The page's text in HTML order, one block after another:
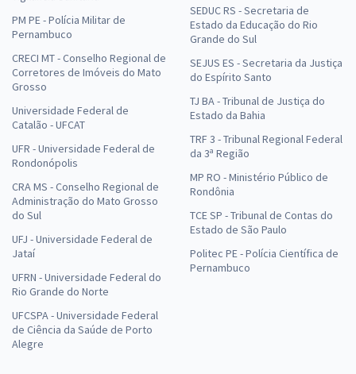
PM PE - Polícia Militar de
Pernambuco
CRECI MT - Conselho Regional de
Corretores de Imóveis do Mato
Grosso
Universidade Federal de
Catalão - UFCAT
UFR - Universidade Federal de
Rondonópolis
CRA MS - Conselho Regional de
Administração do Mato Grosso
do Sul
UFJ - Universidade Federal de
Jataí
UFRN - Universidade Federal do
Rio Grande do Norte
UFCSPA - Universidade Federal
de Ciência da Saúde de Porto
Alegre
SEDUC RS - Secretaria de
Estado da Educação do Rio
Grande do Sul
SEJUS ES - Secretaria da Justiça
do Espírito Santo
TJ BA - Tribunal de Justiça do
Estado da Bahia
TRF 3 - Tribunal Regional Federal
da 3ª Região
MP RO - Ministério Público de
Rondônia
TCE SP - Tribunal de Contas do
Estado de São Paulo
Politec PE - Polícia Científica de
Pernambuco